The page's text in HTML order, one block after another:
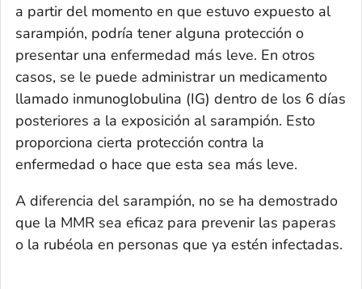
a partir del momento en que estuvo expuesto al
sarampión, podría tener alguna protección o
presentar una enfermedad más leve. En otros
casos, se le puede administrar un medicamento
llamado inmunoglobulina (IG) dentro de los 6 días
posteriores a la exposición al sarampión. Esto
proporciona cierta protección contra la
enfermedad o hace que esta sea más leve.
A diferencia del sarampión, no se ha demostrado
que la MMR sea eficaz para prevenir las paperas
o la rubéola en personas que ya estén infectadas.